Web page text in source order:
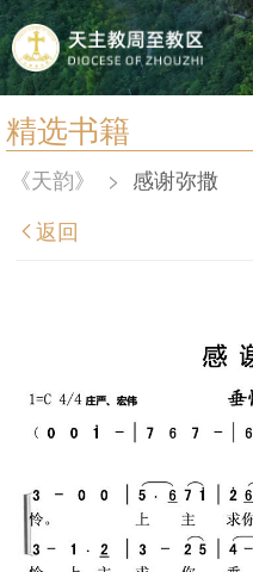
精选书籍
首页
宗教法规
教会圣月
《天韵》 > 感谢弥撒
返回